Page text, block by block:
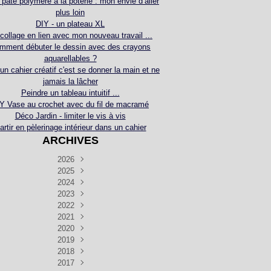
plus loin
DIY - un plateau XL
en lien avec mon nouveau travail ...
débuter le dessin avec des crayons
aquarellables ?
cahier créatif c'est se donner la main et ne
jamais la lâcher
Peindre un tableau intuitif ...
Vase au crochet avec du fil de macramé
Déco Jardin - limiter le vis à vis
en pèlerinage intérieur dans un cahier
ARCHIVES
2026
Juillet(5)
Juin
(4)
Mai
(3)
Avril
(3)
Mars
(3)
Janvier(1)
2025
Décembre
Novembre
Octobre
Septembre
Août
(1)
Juillet(2)
Juin
(1)
Mai
(1)
2024
Décembre
Novembre
Octobre
Septembre
Août
(2)
Juillet(4)
Juin
(4)
2023
Décembre
Novembre
Octobre
Septembre
Août
(2)
Juillet(1)
2022
Décembre
Novembre
Octobre
Septembre
Août
(4)
2021
Décembre
Novembre
Septembre
Août
(2)
2020
Décembre
Novembre
Octobre
2019
Décembre
Novembre
2018
Décembre
2017